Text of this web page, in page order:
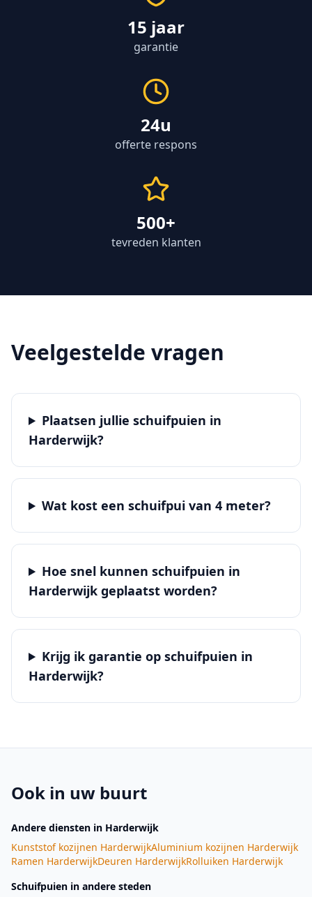
15 jaar
garantie
24u
offerte respons
500+
tevreden klanten
Veelgestelde vragen
Plaatsen jullie schuifpuien in
Harderwijk?
Wat kost een schuifpui van 4 meter?
Hoe snel kunnen schuifpuien in
Harderwijk geplaatst worden?
Krijg ik garantie op schuifpuien in
Harderwijk?
Ook in uw buurt
Andere diensten in Harderwijk
Kunststof kozijnen HarderwijkAluminium kozijnen Harderwijk
Ramen HarderwijkDeuren HarderwijkRolluiken Harderwijk
Schuifpuien in andere steden